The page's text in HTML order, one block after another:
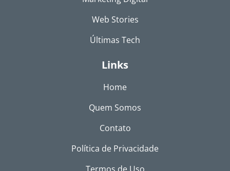
Web Stories
Últimas Tech
Links
Home
Quem Somos
Contato
Política de Privacidade